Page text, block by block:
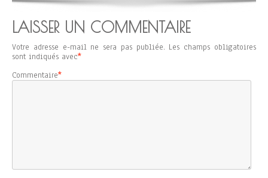
LAISSER UN COMMENTAIRE
Votre adresse e-mail ne sera pas publiée. Les champs obligatoires
sont indiqués avec*
Commentaire*